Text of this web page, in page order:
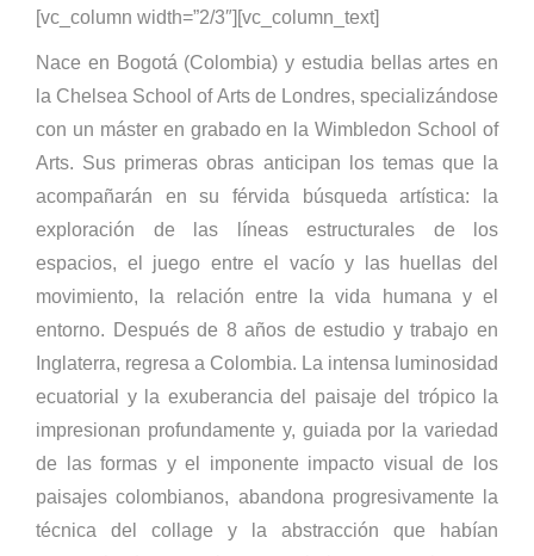
[vc_column width=”2/3″][vc_column_text]
Nace en Bogotá (Colombia) y estudia bellas artes en
la Chelsea School of Arts de Londres, specializándose
con un máster en grabado en la Wimbledon School of
Arts. Sus primeras obras anticipan los temas que la
acompañarán en su férvida búsqueda artística: la
exploración de las líneas estructurales de los
espacios, el juego entre el vacío y las huellas del
movimiento, la relación entre la vida humana y el
entorno. Después de 8 años de estudio y trabajo en
Inglaterra, regresa a Colombia. La intensa luminosidad
ecuatorial y la exuberancia del paisaje del trópico la
impresionan profundamente y, guiada por la variedad
de las formas y el imponente impacto visual de los
paisajes colombianos, abandona progresivamente la
técnica del collage y la abstracción que habían